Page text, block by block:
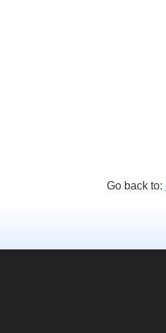
Go back to: